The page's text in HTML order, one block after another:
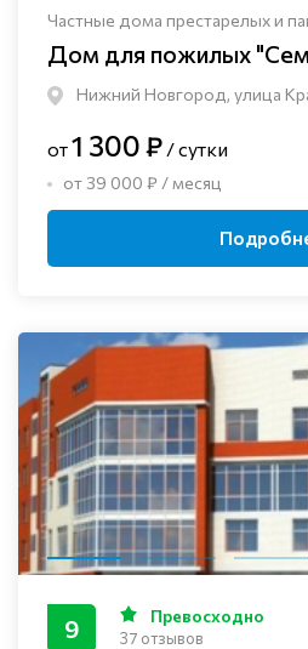
Частные дома престарелых и
Дом для пожилых
Нижний Новгород, улица
от1 300 ₽ / сутки
от 39 000 ₽ / месяц
9 Превосходно
37 отзывов